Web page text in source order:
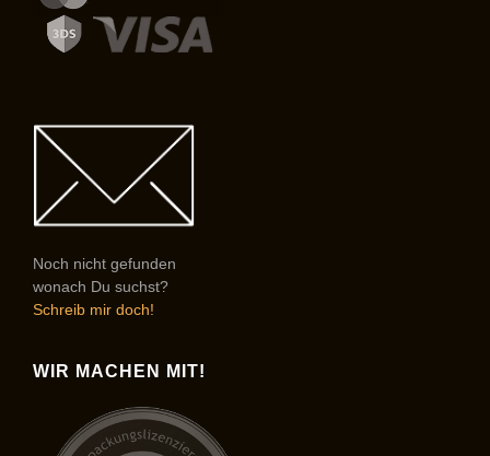
Noch nicht gefunden
wonach Du suchst?
Schreib mir doch!
WIR MACHEN MIT!